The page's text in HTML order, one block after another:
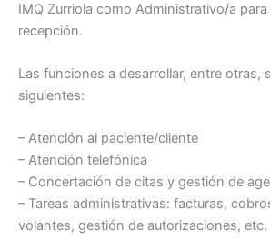
IMQ Zurriola como Administrativo/a
recepción.
Las funciones a desarrollar, entre otras,
siguientes:
– Atención al paciente/cliente
– Atención telefónica
– Concertación de citas y gestión de
– Tareas administrativas: facturas,
volantes, gestión de autorizaciones, etc.